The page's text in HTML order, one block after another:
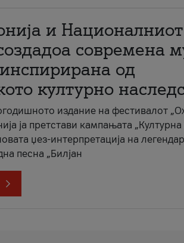
и
современа
од
културно
издание на фестивалот
ја претстави кампањата „Културна
џез-интерпретација на
песна „Билјан